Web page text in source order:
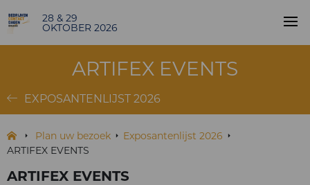
28 & 29
OKTOBER 2026
ARTIFEX EVENTS
EXPOSANTENLIJST 2026
Plan uw bezoek
Exposantenlijst 2026
ARTIFEX EVENTS
ARTIFEX EVENTS